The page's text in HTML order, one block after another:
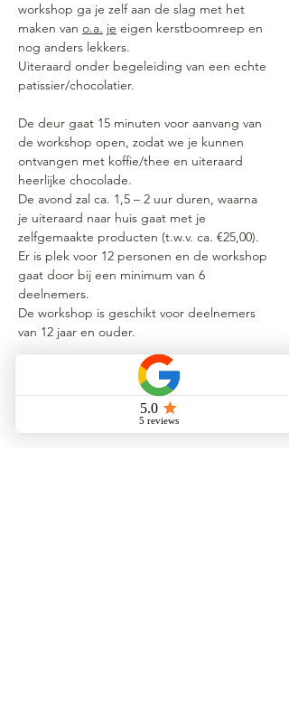
workshop ga je zelf aan de slag met het
maken van o.a. je eigen kerstboomreep en
nog anders lekkers.
Uiteraard onder begeleiding van een echte
patissier/chocolatier.
De deur gaat 15 minuten voor aanvang van
de workshop open, zodat we je kunnen
ontvangen met koffie/thee en uiteraard
heerlijke chocolade.
De avond zal ca. 1,5 – 2 uur duren, waarna
je uiteraard naar huis gaat met je
zelfgemaakte producten (t.w.v. ca. €25,00).
Er is plek voor 12 personen en de workshop
gaat door bij een minimum van 6
deelnemers.
De workshop is geschikt voor deelnemers
van 12 jaar en ouder.